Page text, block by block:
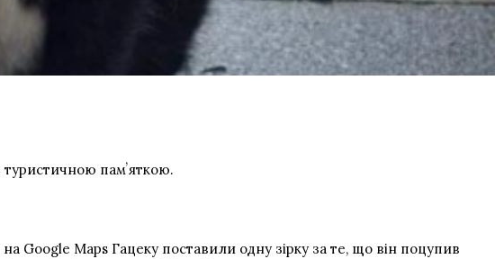
памʼяткою.
Google Maps Гацеку поставили одну зірку за те, що він поцупив